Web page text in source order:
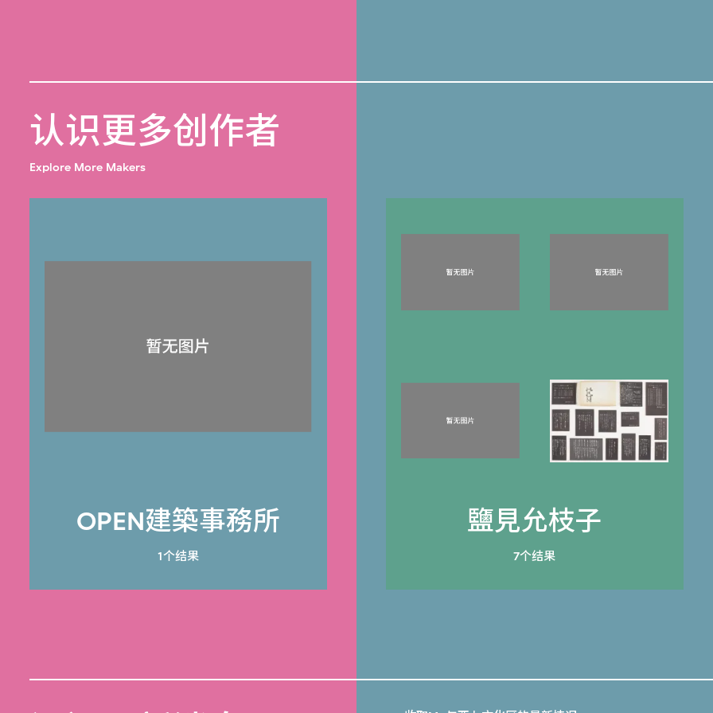
认识更多创作者
Explore More Makers
OPEN建築事務所
1个结果
鹽見允枝子
7个结果